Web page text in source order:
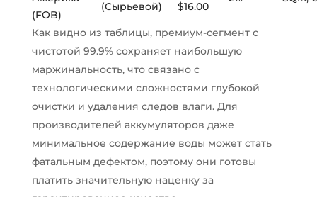
(FOB)
(Сырьевой)
$16.00
Как видно из таблицы, премиум-сегмент с
чистотой 99.9% сохраняет наибольшую
маржинальность, что связано с
технологическими сложностями глубокой
очистки и удаления следов влаги. Для
производителей аккумуляторов даже
минимальное содержание воды может стать
фатальным дефектом, поэтому они готовы
платить значительную наценку за